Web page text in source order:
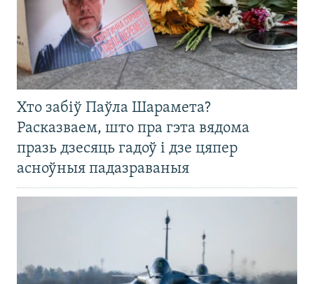
Хто забіў Паўла Шарамета?
Расказваем, што пра гэта вядома
празь дзесяць гадоў і дзе цяпер
асноўныя падазраваныя